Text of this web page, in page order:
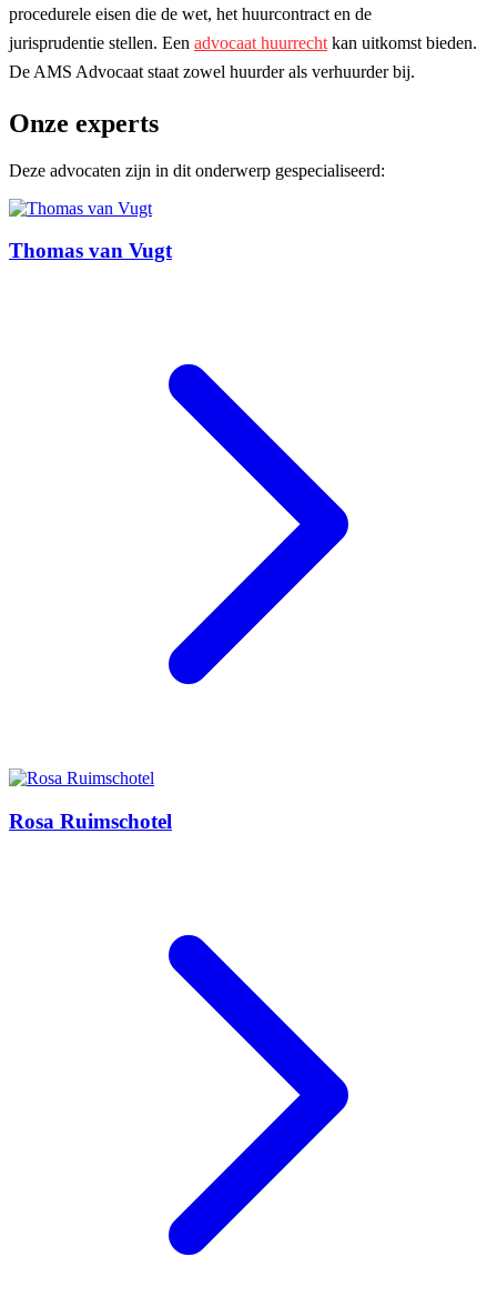
procedurele eisen die de wet, het huurcontract en de
jurisprudentie stellen. Een advocaat huurrecht kan uitkomst bieden.
De AMS Advocaat staat zowel huurder als verhuurder bij.
Onze experts
Deze advocaten zijn in dit onderwerp gespecialiseerd:
Thomas van Vugt
Rosa Ruimschotel